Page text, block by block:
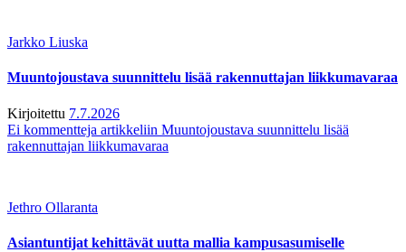
Jarkko Liuska
Muuntojoustava suunnittelu lisää rakennuttajan liikkumavaraa
Kirjoitettu 7.7.2026
Ei kommentteja artikkeliin Muuntojoustava suunnittelu lisää
rakennuttajan liikkumavaraa
Jethro Ollaranta
Asiantuntijat kehittävät uutta mallia kampusasumiselle